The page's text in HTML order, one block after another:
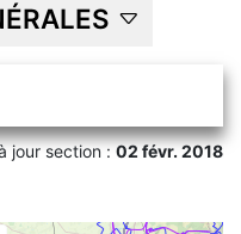
jour section : 02 févr. 2018